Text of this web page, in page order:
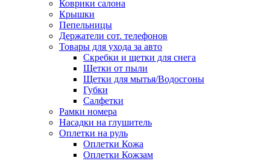
Коврики салона
Крышки
Пепельницы
Держатели сот. телефонов
Товары для ухода за авто
Скребки и щетки для снега
Щетки от пыли
Щетки для мытья/Водосгоны
Губки
Салфетки
Рамки номера
Насадки на глушитель
Оплетки на руль
Оплетки Кожа
Оплетки Кожзам